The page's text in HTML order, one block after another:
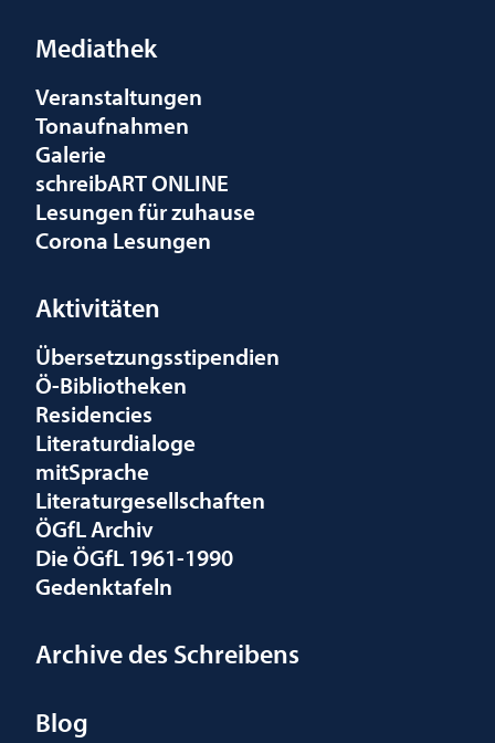
Mediathek
Veranstaltungen
Tonaufnahmen
Galerie
schreibART ONLINE
Lesungen für zuhause
Corona Lesungen
Aktivitäten
Übersetzungsstipendien
Ö-Bibliotheken
Residencies
Literaturdialoge
mitSprache
Literaturgesellschaften
ÖGfL Archiv
Die ÖGfL 1961-1990
Gedenktafeln
Archive des Schreibens
Blog